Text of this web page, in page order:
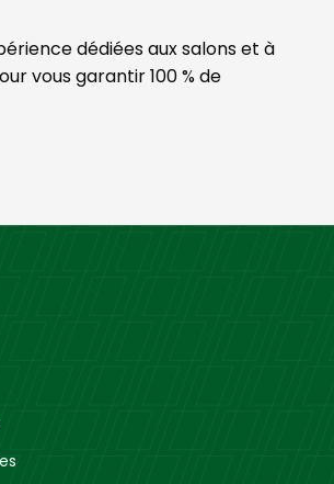
dédiées aux salons et à
vous garantir 100 % de